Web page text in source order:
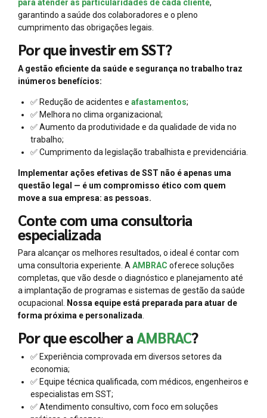
para atender às particularidades de cada cliente,
garantindo a saúde dos colaboradores e o pleno
cumprimento das obrigações legais.
Por que investir em SST?
A gestão eficiente da saúde e segurança no trabalho traz
inúmeros benefícios:
✅ Redução de acidentes e afastamentos;
✅ Melhora no clima organizacional;
✅ Aumento da produtividade e da qualidade de vida no
trabalho;
✅ Cumprimento da legislação trabalhista e previdenciária.
Implementar ações efetivas de SST não é apenas uma
questão legal — é um compromisso ético com quem
move a sua empresa: as pessoas.
Conte com uma consultoria
especializada
Para alcançar os melhores resultados, o ideal é contar com
uma consultoria experiente. AAMBRAC oferece soluções
completas, que vão desde o diagnóstico e planejamento até
a implantação de programas e sistemas de gestão da saúde
ocupacional. Nossa equipe está preparada para atuar de
forma próxima e personalizada.
Por que escolher aAMBRAC?
✅ Experiência comprovada em diversos setores da
economia;
✅ Equipe técnica qualificada, com médicos, engenheiros e
especialistas em SST;
✅ Atendimento consultivo, com foco em soluções